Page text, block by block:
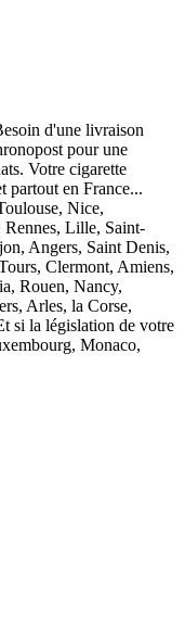
d'une livraison
pour une
Votre cigarette
partout en France...
Nice,
Rennes, Lille, Saint-
Angers, Saint Denis,
Clermont, Amiens,
Rouen, Nancy,
Arles, la Corse,
si la législation de votre
Monaco,